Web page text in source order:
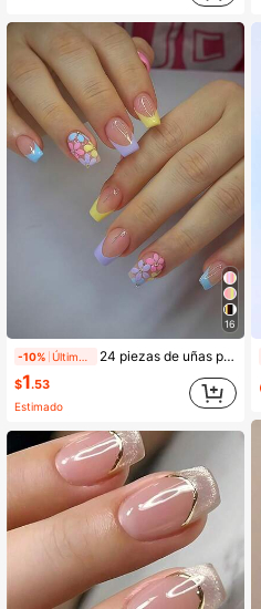
16
-10% 24 piezas de uñas postizas rectangulares desechables, estilo francés lindo en azul, rosa y amarillo con flores rosas elegantes, flores en rosa, azul, amarillo y naranja, color macaron, nuevas para primavera y verano, cobertura completa, uñas artificiales para mujeres y niñas, incluye 1 pieza de pegamento de gelatina y 1 pieza de mini lima de uñas
$1.53
Estimado